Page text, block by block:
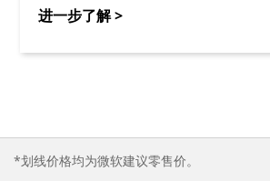
进一步了解 >
*划线价格均为微软建议零售价。